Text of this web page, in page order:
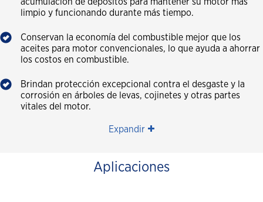
limpio y funcionando durante más tiempo.
Conservan la economía del combustible mejor que los
aceites para motor convencionales, lo que ayuda a ahorrar
los costos en combustible.
Brindan protección excepcional contra el desgaste y la
corrosión en árboles de levas, cojinetes y otras partes
vitales del motor.
Expandir
Aplicaciones